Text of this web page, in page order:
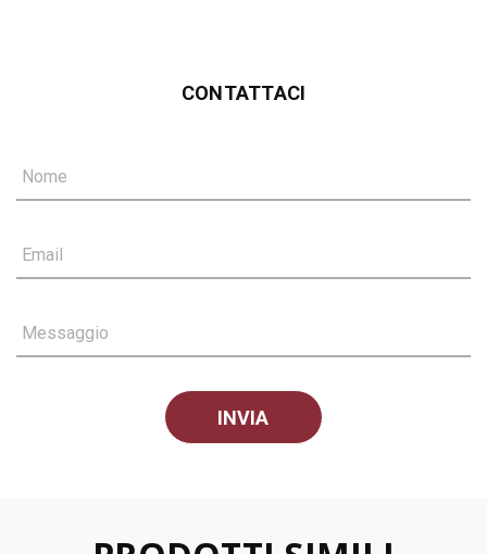
CONTATTACI
Nome
Email
Messaggio